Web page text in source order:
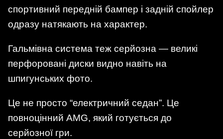
спортивний передній бампер і задній спойлер
одразу натякають на характер.
Гальмівна система теж серйозна — великі
перфоровані диски видно навіть на
шпигунських фото.
Це не просто “електричний седан”. Це
повноцінний AMG, який готується до
серйозної гри.